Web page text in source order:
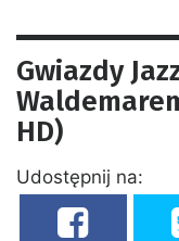
Gwiazdy
HD)
Udostępnij na: